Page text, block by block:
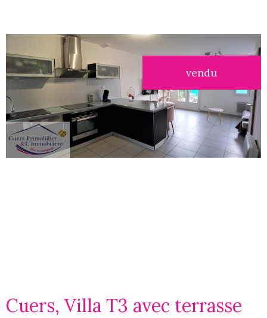
vendu
Cuers, Villa T3 avec terrasse